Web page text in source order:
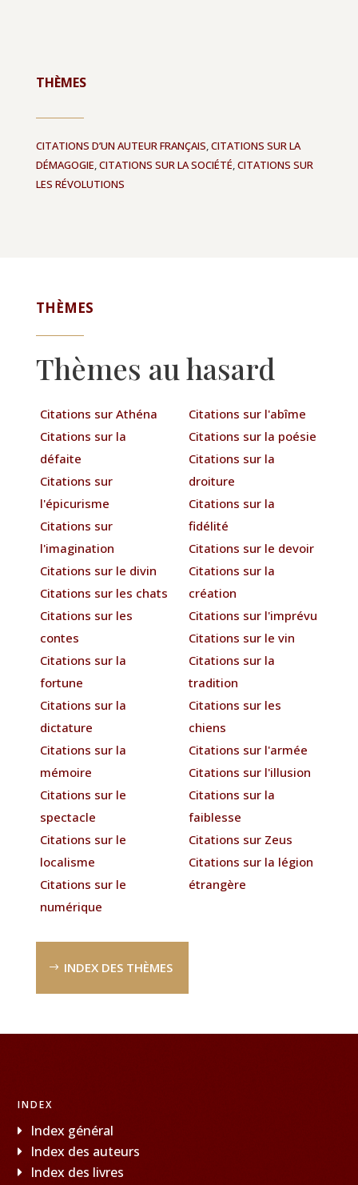
THÈMES
CITATIONS D’UN AUTEUR FRANÇAIS,CITATIONS SUR LA
DÉMAGOGIE,CITATIONS SUR LA SOCIÉTÉ,CITATIONS SUR
LES RÉVOLUTIONS
THÈMES
Thèmes au hasard
Citations sur Athéna
Citations sur la
défaite
Citations sur
l'épicurisme
Citations sur
l'imagination
Citations sur le divin
Citations sur les chats
Citations sur les
contes
Citations sur la
fortune
Citations sur la
dictature
Citations sur la
mémoire
Citations sur le
spectacle
Citations sur le
localisme
Citations sur le
numérique
Citations sur l'abîme
Citations sur la poésie
Citations sur la
droiture
Citations sur la
fidélité
Citations sur le devoir
Citations sur la
création
Citations sur l'imprévu
Citations sur le vin
Citations sur la
tradition
Citations sur les
chiens
Citations sur l'armée
Citations sur l'illusion
Citations sur la
faiblesse
Citations sur Zeus
Citations sur la légion
étrangère
INDEX DES THÈMES
INDEX
Index général
Index des auteurs
Index des livres